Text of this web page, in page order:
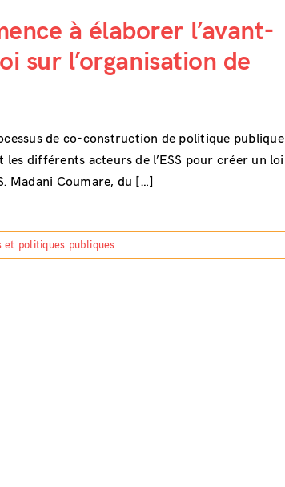
à élaborer l’avant-
sur l’organisation de
de co-construction de politique publique
différents acteurs de l’ESS pour créer un loi
Madani Coumare, du […]
et politiques publiques